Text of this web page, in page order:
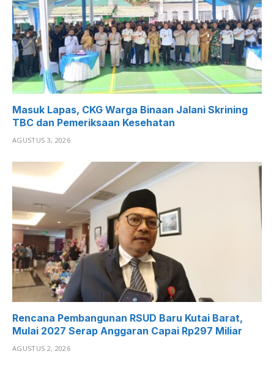
Masuk Lapas, CKG Warga Binaan Jalani Skrining
TBC dan Pemeriksaan Kesehatan
AGUSTUS 3, 2026
Rencana Pembangunan RSUD Baru Kutai Barat,
Mulai 2027 Serap Anggaran Capai Rp297 Miliar
AGUSTUS 2, 2026